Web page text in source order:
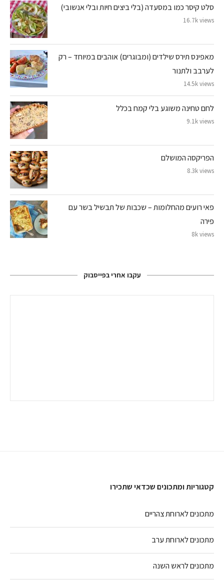
סלט קיסר כמו במסעדה (בלי ביצים חיות ובלי אנשובי)
16.7k views
מאפינס תירס שילדים (ומבוגרים) אוהבים במיוחד – רק
לערבב ולתנור
14.5k views
לחם טחינה משוגע בלי קמח בכלל
9.1k views
הפריקסה המושלם
8.3k views
פאי רועים מהחלומות – שכבות של תבשיל בשר עם
פירה
8k views
עקבו אחרי בפייסבוק
קטגוריות ומתכונים שכדאי שתכירו
מתכונים לארוחת צהריים
מתכונים לארוחת ערב
מתכונים לראש השנה